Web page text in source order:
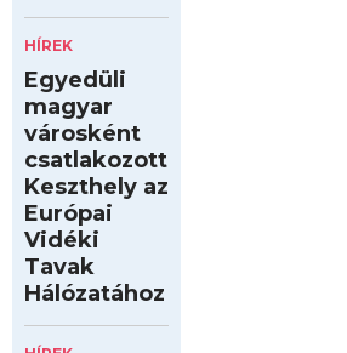
HÍREK
Egyedüli
magyar
városként
csatlakozott
Keszthely az
Európai
Vidéki
Tavak
Hálózatához